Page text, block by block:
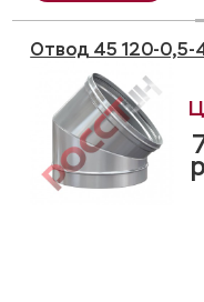
Отвод 45 120-0,5-